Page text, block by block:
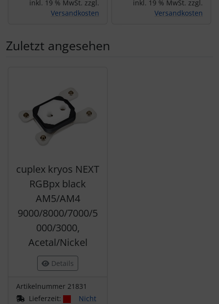
inkl. 19 % MwSt. zzgl.
Versandkosten
inkl. 19 % MwSt. zzgl.
Versandkosten
Zuletzt angesehen
cuplex kryos NEXT
RGBpx black
AM5/AM4
9000/8000/7000/5
000/3000,
Acetal/Nickel
Details
Artikelnummer 21831
Lieferzeit:
Nicht